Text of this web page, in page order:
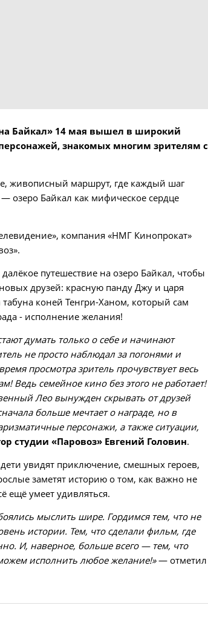
Байкал» 14 мая вышел в широкий
знакомых многим зрителям с
живописный маршрут, где каждый шаг
озеро Байкал как мифическое сердце
компания «НМГ Кинопрокат»
путешествие на озеро Байкал, чтобы
друзей: красную панду Джу и царя
коней Тенгри-Ханом, который сам
- исполнение желания!
думать только о себе и начинают
не просто наблюдал за погонями и
просмотра зритель прочувствует весь
Ведь семейное кино без этого не работает!
Лео вынужден скрывать от друзей
больше мечтает о награде, но в
персонажи, а также ситуации,
студии «Паровоз» Евгений Головин.
увидят приключение, смешных героев,
заметят историю о том, как важно не
ещё умеет удивляться.
мыслить шире. Гордимся тем, что не
истории. Тем, что сделали фильм, где
И, наверное, больше всего — тем, что
исполнить любое желание!»— отметил